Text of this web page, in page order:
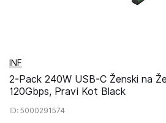
INF
2-Pack 240W USB-C Ženski na
120Gbps, Pravi Kot Black
ID: 5000291574